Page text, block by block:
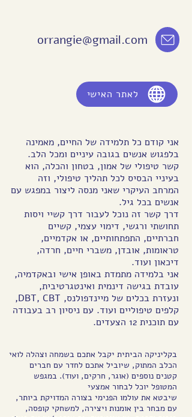
orrangie@gmail.com
לאתר האישי
אני קודם כל תלמידה של החיים, מאמינה
בלפגוש אנשים בגובה עיניים ומכל הלב.
קשר טיפולי של אמון, בטחון והכלה, הוא
בעיניי הבסיס לכל תהליך טיפולי, וזה
המרחב העיקרי שאני מנסה ליצור במפגש עם
אנשים בכל גיל.
דרך קשר זה נוכל לעבור דרך קשיי ויסות
תחושתי ורגשי, דימוי עצמי, קשיים
חברתיים, התפתחותיים, או אקדמיים,
טראומות, אובדן, משברי חיים, חרדה,
דיכאון ועוד.
אני בלמידה מתמדת באופן אישי ובאקדמיה,
עובדת בגישה דינמית ואינטגרטיבית,
ונעזרת בכלים של מיינדפולנס, DBT, CBT,
קלפים טיפוליים ועוד. עם ניסיון רב בעבודה
עם תוכנית 12 הצעדים.
בקליניקה הביתית יקבל אתכם בשמחה וצהלה לואי
הכלב המתוק, שיוביל אתכם לחדר עם חברים
קטנים נוספים (אוגר, חרקים, ועוד). במגפש
המטופל יוכל לבחור אמצעי
שיבטא את עולמו הפנימי בצורה המדויקת ביותר,
עם מבחר בין אומנות ויצירה, למשחקי קופסה,